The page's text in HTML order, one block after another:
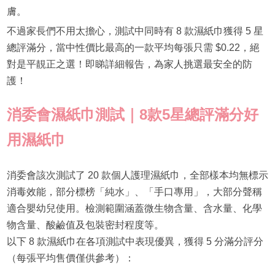
膚。
不過家長們不用太擔心，測試中同時有 8 款濕紙巾獲得 5 星
總評滿分，當中性價比最高的一款平均每張只需 $0.22，絕
對是平靚正之選！即睇詳細報告，為家人挑選最安全的防
護！
消委會濕紙巾測試｜8款5星總評滿分好
用濕紙巾
消委會該次測試了 20 款個人護理濕紙巾，全部樣本均無標示
消毒效能，部分標榜「純水」、「手口專用」，大部分聲稱
適合嬰幼兒使用。檢測範圍涵蓋微生物含量、含水量、化學
物含量、酸鹼值及包裝密封程度等。
以下 8 款濕紙巾在各項測試中表現優異，獲得 5 分滿分評分
（每張平均售價僅供參考）：